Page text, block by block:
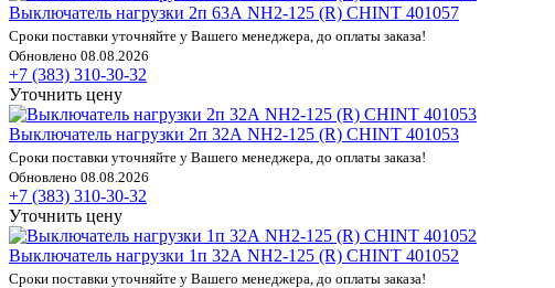
Выключатель нагрузки 2п 63А NH2-125 (R) CHINT 401057
Сроки поставки уточняйте у Вашего менеджера, до оплаты заказа!
Обновлено 08.08.2026
+7 (383) 310-30-32
Уточнить цену
Выключатель нагрузки 2п 32А NH2-125 (R) CHINT 401053
Сроки поставки уточняйте у Вашего менеджера, до оплаты заказа!
Обновлено 08.08.2026
+7 (383) 310-30-32
Уточнить цену
Выключатель нагрузки 1п 32А NH2-125 (R) CHINT 401052
Сроки поставки уточняйте у Вашего менеджера, до оплаты заказа!